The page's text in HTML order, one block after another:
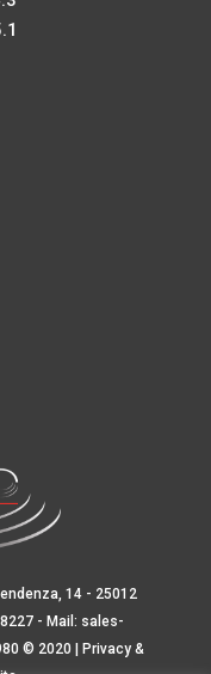
14 - 25012
- Mail: sales-
© 2020 |
Privacy &